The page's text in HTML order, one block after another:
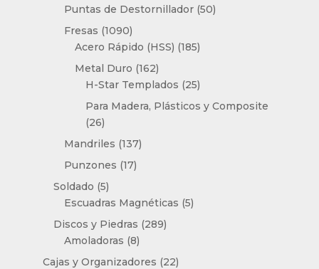
Puntas de Destornillador 5050
Fresas 10901090
productos
Acero Rápido (HSS) 185185
Metal Duro 162162
productos
H-Star Templados 2525
productos
Para Madera, Plásticos y Composite
2626
productos
Mandriles 137137
Punzones 1717
Soldado 55
productos
Escuadras Magnéticas 55
Discos y Piedras 289289
Amoladoras 88
productos
Cajas y Organizadores 2222